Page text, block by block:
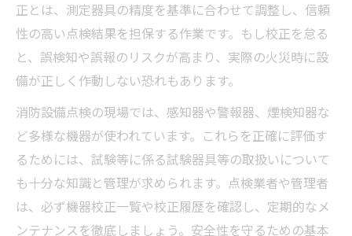
正とは、測定器具の精度を基準に合わせて調整し、信頼
性の高い点検結果を担保する作業です。もし校正を怠る
と、誤検知や誤報のリスクが高まり、実際の火災時に設
備が正しく作動しない恐れもあります。
消防設備点検の現場では、感知器や警報器、煙検知器な
ど多様な機器が使われています。これらを正確に評価す
るためには、試験等に係る試験器具等の取扱いについて
も十分な知識と管理が求められます。点検業者や管理者
は、必ず機器校正一覧や校正履歴を確認し、定期的なメ